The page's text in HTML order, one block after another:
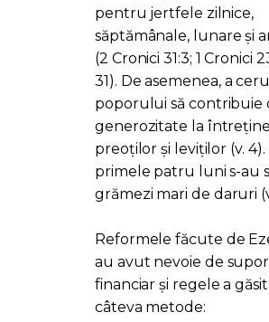
pentru jertfele zilnice,
săptămânale, lunare și
(2 Cronici 31:3; 1 Cronici
31). De asemenea, a
poporului să contribuie
generozitate la
preoților și leviților (v. 4).
primele patru luni s-au
grămezi mari de daruri
Reformele făcute de
au avut nevoie de
financiar și regele a găsit
câteva metode: